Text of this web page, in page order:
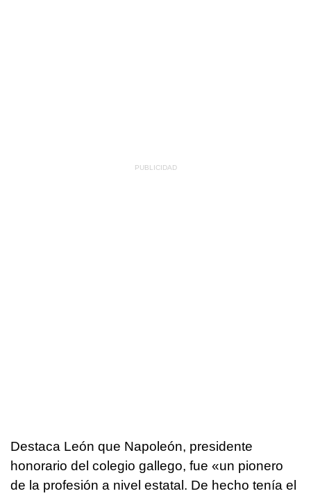
Destaca León que Napoleón, presidente
honorario del colegio gallego, fue «un pionero
de la profesión a nivel estatal. De hecho tenía el